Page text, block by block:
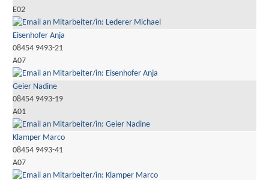
E02
Eisenhofer Anja
08454 9493-21
A07
Geier Nadine
08454 9493-19
A01
Klamper Marco
08454 9493-41
A07